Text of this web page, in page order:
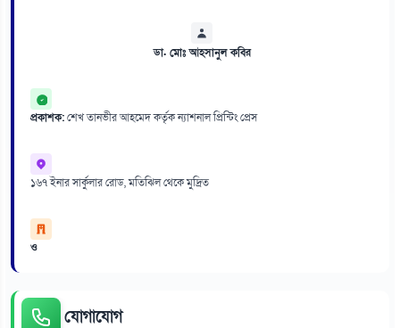
ডা. মোঃ আহসানুল কবির
প্রকাশক:শেখ তানভীর আহমেদ কর্তৃক ন্যাশনাল প্রিন্টিং প্রেস
১৬৭ ইনার সার্কুলার রোড, মতিঝিল থেকে মুদ্রিত
ও
যোগাযোগ